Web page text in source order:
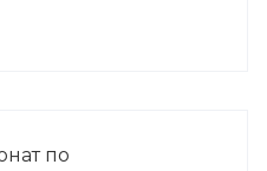
кафедры.
по